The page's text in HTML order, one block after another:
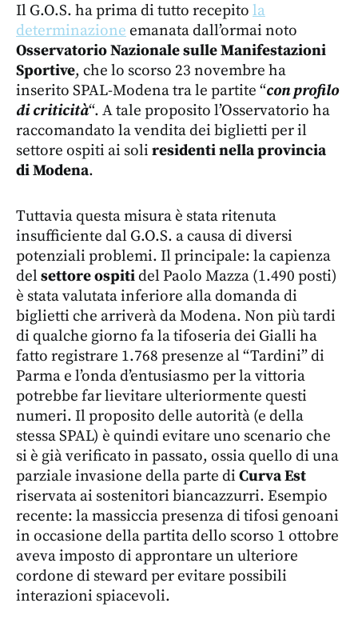
Il G.O.S. ha prima di tutto recepito la
determinazione emanata dall’ormai noto
Osservatorio Nazionale sulle Manifestazioni
Sportive, che lo scorso 23 novembre ha
inserito SPAL-Modena tra le partite “con profilo
di criticità“. A tale proposito l’Osservatorio ha
raccomandato la vendita dei biglietti per il
settore ospiti ai soli residenti nella provincia
di Modena.
Tuttavia questa misura è stata ritenuta
insufficiente dal G.O.S. a causa di diversi
potenziali problemi. Il principale: la capienza
delsettore ospitidel Paolo Mazza (1.490 posti)
è stata valutata inferiore alla domanda di
biglietti che arriverà da Modena. Non più tardi
di qualche giorno fa la tifoseria dei Gialli ha
fatto registrare 1.768 presenze al “Tardini” di
Parma e l’onda d’entusiasmo per la vittoria
potrebbe far lievitare ulteriormente questi
numeri. Il proposito delle autorità (e della
stessa SPAL) è quindi evitare uno scenario che
si è già verificato in passato, ossia quello di una
parziale invasione della parte di Curva Est
riservata ai sostenitori biancazzurri. Esempio
recente: la massiccia presenza di tifosi genoani
in occasione della partita dello scorso 1 ottobre
aveva imposto di approntare un ulteriore
cordone di steward per evitare possibili
interazioni spiacevoli.